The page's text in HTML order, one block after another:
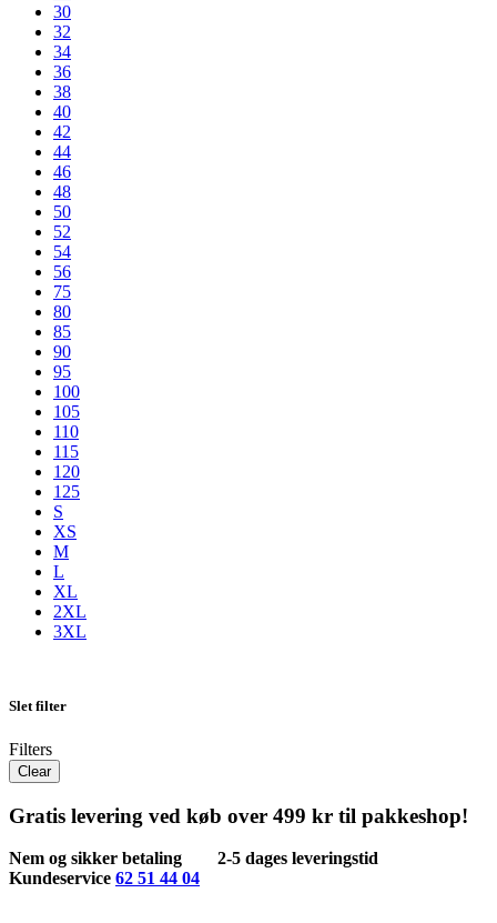
30
32
34
36
38
40
42
44
46
48
50
52
54
56
75
80
85
90
95
100
105
110
115
120
125
S
XS
M
L
XL
2XL
3XL
Slet filter
Filters
Clear
Gratis levering ved køb over 499 kr til pakkeshop!
Nem og sikker betaling
2-5 dages leveringstid
Kundeservice 62 51 44 04